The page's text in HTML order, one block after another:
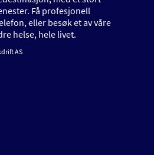
Få profesjonell
eller besøk et av våre
helse, hele livet.
AS